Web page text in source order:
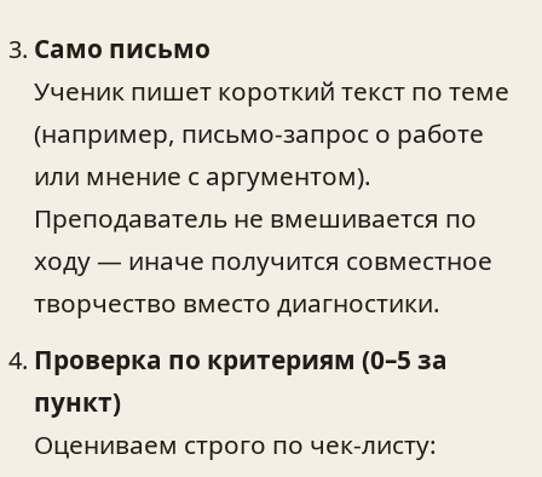
Само письмо
Ученик пишет короткий текст по теме
(например, письмо‑запрос о работе
или мнение с аргументом).
Преподаватель не вмешивается по
ходу — иначе получится совместное
творчество вместо диагностики.
Проверка по критериям (0–5 за
пункт)
Оцениваем строго по чек‑листу: